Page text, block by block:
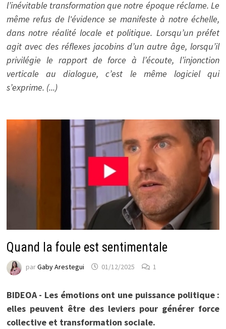
l’inévitable transformation que notre époque réclame. Le
même refus de l'évidence se manifeste à notre échelle,
dans notre réalité locale et politique. Lorsqu’un préfet
agit avec des réflexes jacobins d’un autre âge, lorsqu’il
privilégie le rapport de force à l’écoute, l’injonction
verticale au dialogue, c’est le même logiciel qui
s’exprime. (...)
Quand la foule est sentimentale
parGaby Arestegui 01/12/2025 1
BIDEOA - Les émotions ont une puissance politique :
elles peuvent être des leviers pour générer force
collective et transformation sociale.